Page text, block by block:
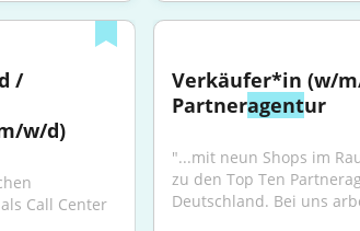
/
w/d)
Verkäufer*in (w/
Partneragentur
"...mit neun Shops im
zu den Top Ten
Deutschland. Bei uns